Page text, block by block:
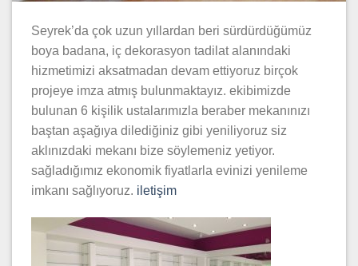
Seyrek’da çok uzun yıllardan beri sürdürdüğümüz
boya badana, iç dekorasyon tadilat alanındaki
hizmetimizi aksatmadan devam ettiyoruz birçok
projeye imza atmış bulunmaktayız. ekibimizde
bulunan 6 kişilik ustalarımızla beraber mekanınızı
baştan aşağıya dilediğiniz gibi yeniliyoruz siz
aklınızdaki mekanı bize söylemeniz yetiyor.
sağladığımız ekonomik fiyatlarla evinizi yenileme
imkanı sağlıyoruz. iletişim